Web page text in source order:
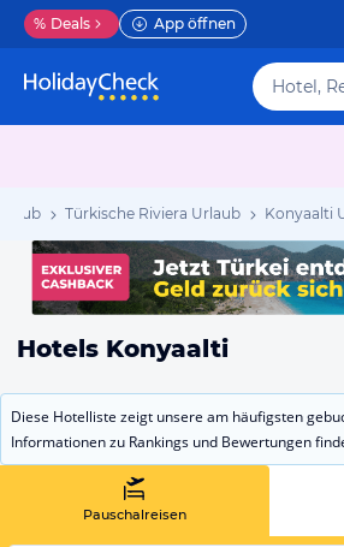
% Deals App öffnen
Türkische Riviera Urlaub Konyaalti
Hotels Konyaalti
Diese Hotelliste zeigt unsere am häufigsten
Informationen zu Rankings und Bewertungen
Pauschalreisen